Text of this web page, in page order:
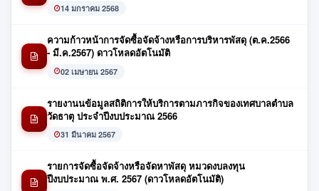
14 มกราคม 2568
ความก้าวหน้าการจัดซื้อจัดจ้างหรือการบริหารพัสดุ (ต.ค.2566
- มี.ค.2567) ดาวโหลดอัตโนมัติ
02 เมษายน 2567
รายงานนข้อมูลสถิติการให้บริการตามภารกิจของเทศบาลตำบล
วัดธาตุ ประจำปีงบประมาณ 2566
31 มีนาคม 2567
รายการจัดซื้อจัดจ้างหรือจัดหาพัสดุ หมวดงบลงทุน
ปีงบประมาณ พ.ศ. 2567 (ดาวโหลดอัตโนมัติ)